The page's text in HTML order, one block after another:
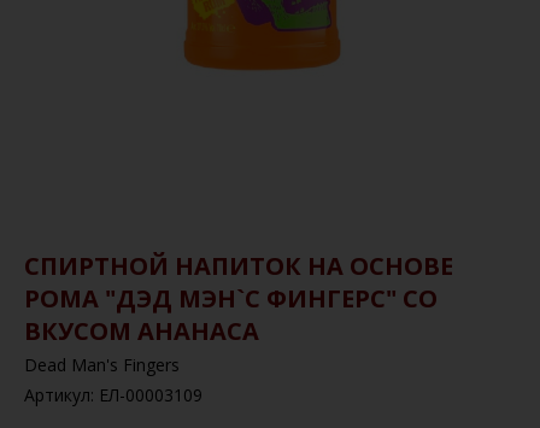
СПИРТНОЙ НАПИТОК НА ОСНОВЕ
РОМА "ДЭД МЭН`С ФИНГЕРС" СО
ВКУСОМ АНАНАСА
Dead Man's Fingers
Артикул: ЕЛ-00003109